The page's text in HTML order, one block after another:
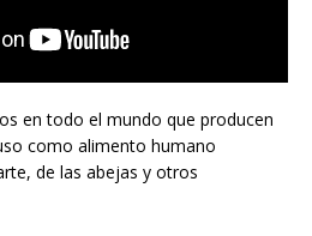
en todo el mundo que producen
como alimento humano
de las abejas y otros